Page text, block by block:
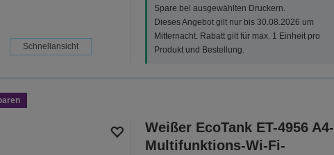
Schnellansicht
Spare bei ausgewählten Druckern.
Dieses Angebot gilt nur bis 30.08.2026 um
Mitternacht. Rabatt gilt für max. 1 Einheit pro
Produkt und Bestellung.
Weißer EcoTank ET-4956 A4-
Multifunktions-Wi-Fi-